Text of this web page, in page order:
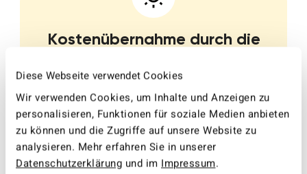
Diese Webseite verwendet Cookies
Wir verwenden Cookies, um Inhalte und Anzeigen zu
personalisieren, Funktionen für soziale Medien anbieten
zu können und die Zugriffe auf unsere Website zu
analysieren. Mehr erfahren Sie in unserer
Datenschutzerklärung und im Impressum.
Kostenübernahme durch die
Viele Krankenkassen übernehmen die Kosten
für die Reparatur von Hörgeräten, sofern sie
medizinisch notwendig ist und das Gerät
innerhalb der Garantiezeit liegt. Es ist ratsam,
sich im Vorfeld bei Ihrer Krankenkasse über die
genauen Bedingungen und den Umfang der